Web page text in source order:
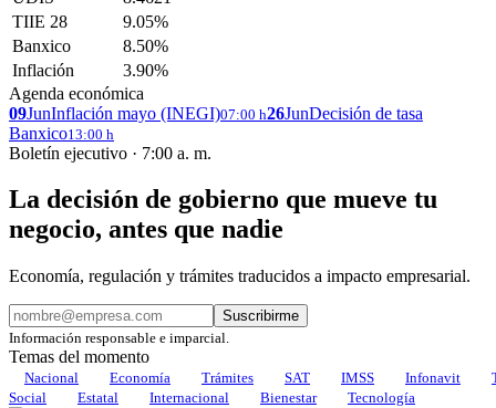
TIIE 28
9.05%
Banxico
8.50%
Inflación
3.90%
Agenda económica
09JunInflación mayo (INEGI)07:00 h26JunDecisión de tasa
Banxico13:00 h
Boletín ejecutivo · 7:00 a. m.
La decisión de gobierno que mueve tu
negocio, antes que nadie
Economía, regulación y trámites traducidos a impacto empresarial.
Suscribirme
Información responsable e imparcial.
Temas del momento
Nacional Economía Trámites SAT IMSS Infonavit
Social
Estatal Internacional Bienestar Tecnología